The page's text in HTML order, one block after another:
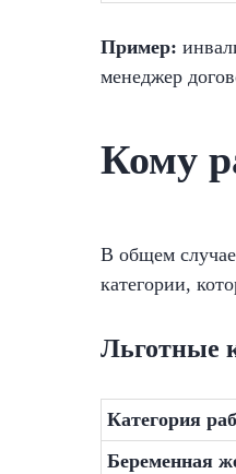
Пример:
менеджер
Кому
В общем
категории,
Льготные
Категория
Беременная